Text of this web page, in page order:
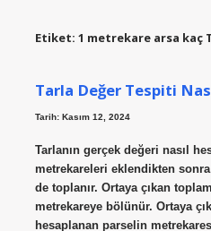
Etiket: 1 metrekare arsa kaç
Tarla Değer Tespiti
Tarih: Kasım 12, 2024
Tarlanın gerçek değeri nasıl
metrekareleri eklendikten
de toplanır. Ortaya çıkan
metrekareye bölünür. Ortaya
hesaplanan parselin